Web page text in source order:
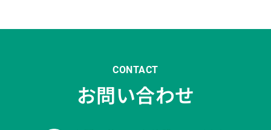
CONTACT
お問い合わせ